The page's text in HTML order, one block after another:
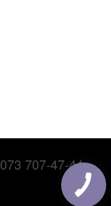
073 707-47-44